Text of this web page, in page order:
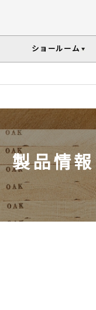
床暖
選
マップ ご注意と
ショールーム
アスタイル
ら探す
部
木材の基礎知識
人気の樹種
ピックアップして特徴
識TOP
テナンスのコト
テナンス用品のご
アーバー)シリーズ
す
製品情報